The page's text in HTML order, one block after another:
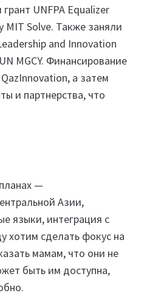
UNFPA Equalizer
MIT Solve. Также заняли
and Innovation
MGCY. Финансирование
а затем
и партнерства, что
—
Азии,
языки, интеграция с
хотим сделать фокус на
мамам, что они не
быть им доступна,